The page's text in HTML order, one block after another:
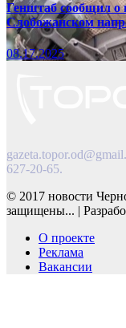
Генштаб сообщил
Слобожанском
08.17.2025
627-20-65.
© 2017 новости
защищены... |
О проекте
Реклама
Вакансии